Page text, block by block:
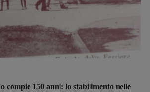
compie 150 anni: lo stabilimento nelle